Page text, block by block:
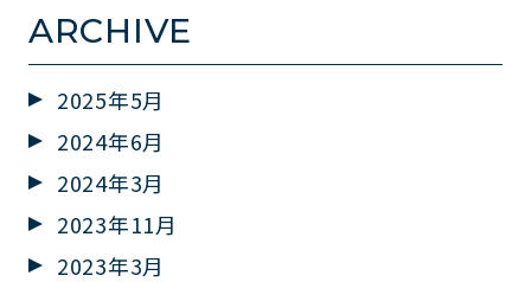
ARCHIVE
2025年5月
2024年6月
2024年3月
2023年11月
2023年3月